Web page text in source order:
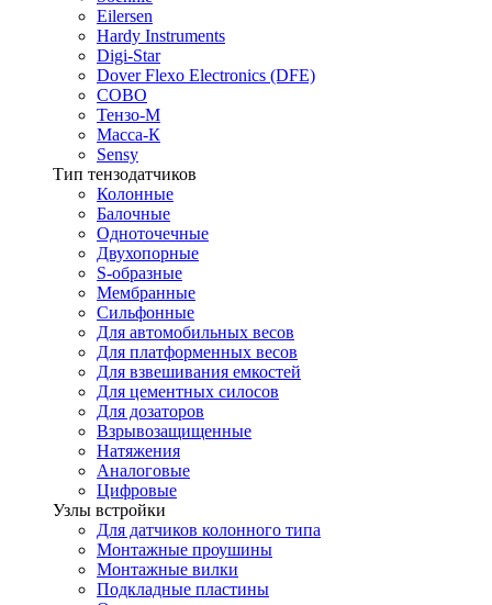
Eilersen
Hardy Instruments
Digi-Star
Dover Flexo Electronics (DFE)
COBO
Тензо-М
Масса-К
Sensy
Тип тензодатчиков
Колонные
Балочные
Одноточечные
Двухопорные
S-образные
Мембранные
Сильфонные
Для автомобильных весов
Для платформенных весов
Для взвешивания емкостей
Для цементных силосов
Для дозаторов
Взрывозащищенные
Натяжения
Аналоговые
Цифровые
Узлы встройки
Для датчиков колонного типа
Монтажные проушины
Монтажные вилки
Подкладные пластины